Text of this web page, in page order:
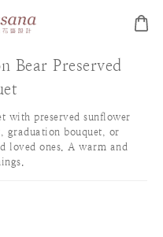
Bear Preserved
with preserved sunflower
graduation bouquet, or
loved ones. A warm and